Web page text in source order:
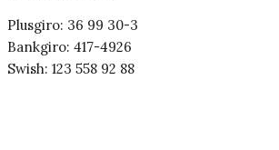
Plusgiro: 36 99 30-3
Bankgiro: 417-4926
Swish: 123 558 92 88